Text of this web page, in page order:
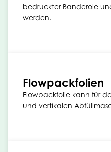
bedruckter Banderole
werden.
Flowpackfolien
Flowpackfolie kann für
und vertikalen